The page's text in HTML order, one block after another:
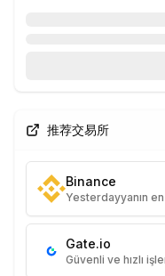
推荐交易所
Binance
Yesterdayyanın
Gate.io
Güvenli ve hızlı